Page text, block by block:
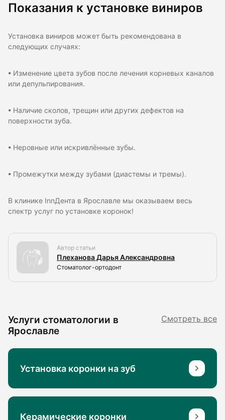
Показания к установке виниров
Установка виниров может быть рекомендована в
следующих случаях:
• Изменение цвета зубов после лечения корневых каналов
или депульпирования.
• Наличие сколов, трещин или других дефектов на
поверхности зуба.
• Неровные или искривлённые зубы.
• Промежутки между зубами (диастемы и тремы).
В клинике InnДента в Ярославле мы оказываем весь
спектр услуг по установке коронок!
Автор статьи
Плеханова Дарья Александровна
Стоматолог-ортодонт
Услуги стоматологии в
Ярославле
Смотреть все
Установка коронки на зуб
Керамические коронки